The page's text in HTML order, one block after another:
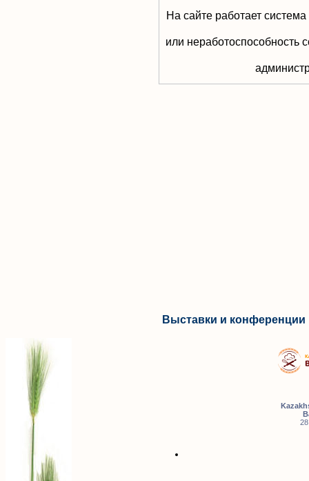
На сайте работает
или неработоспособность
Выставки и конференции